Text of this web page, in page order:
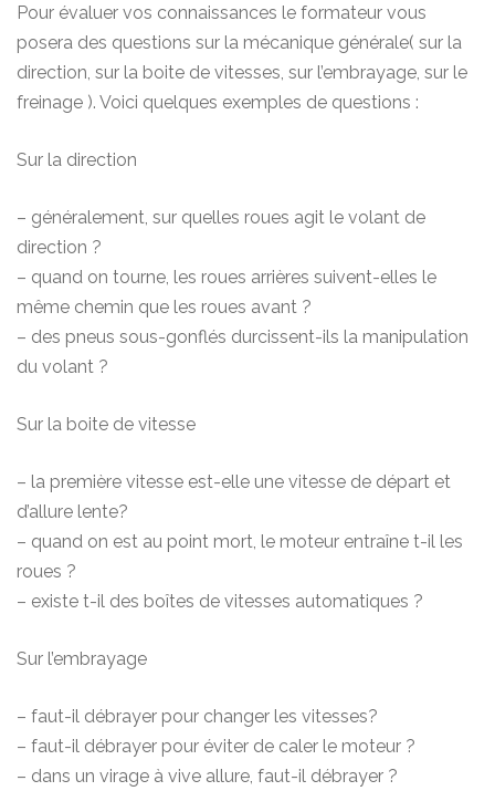
Pour évaluer vos connaissances le formateur vous
posera des questions sur la mécanique générale( sur la
direction, sur la boite de vitesses, sur l’embrayage, sur le
freinage ). Voici quelques exemples de questions :
Sur la direction
– généralement, sur quelles roues agit le volant de
direction ?
– quand on tourne, les roues arrières suivent-elles le
même chemin que les roues avant ?
– des pneus sous-gonflés durcissent-ils la manipulation
du volant ?
Sur la boite de vitesse
– la première vitesse est-elle une vitesse de départ et
d’allure lente?
– quand on est au point mort, le moteur entraîne t-il les
roues ?
– existe t-il des boîtes de vitesses automatiques ?
Sur l’embrayage
– faut-il débrayer pour changer les vitesses?
– faut-il débrayer pour éviter de caler le moteur ?
– dans un virage à vive allure, faut-il débrayer ?